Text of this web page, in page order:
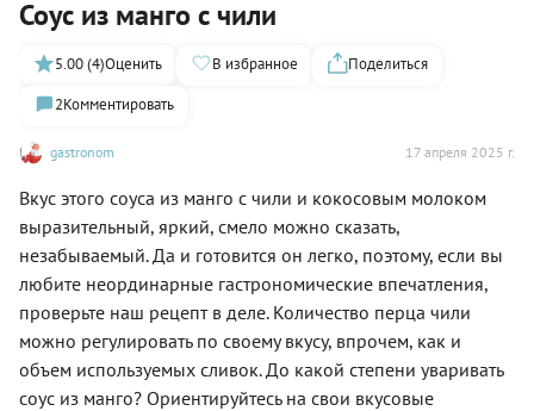
Соус из манго с чили
gastronom 17 апреля 2025 г.
5.00 (4)Оценить В избранное
Поделиться
2Комментировать
Вкус этого соуса из манго с чили и кокосовым молоком
выразительный, яркий, смело можно сказать,
незабываемый. Да и готовится он легко, поэтому, если вы
любите неординарные гастрономические впечатления,
проверьте наш рецепт в деле. Количество перца чили
можно регулировать по своему вкусу, впрочем, как и
объем используемых сливок. До какой степени уваривать
соус из манго? Ориентируйтесь на свои вкусовые